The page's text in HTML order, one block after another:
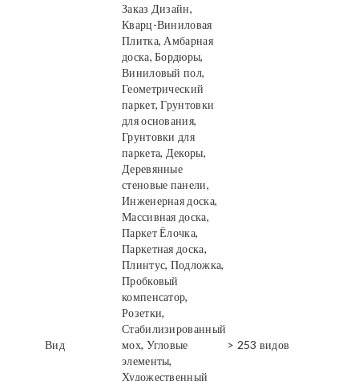
Заказ Дизайн,
Вид
Кварц-Виниловая
Плитка, Амбарная
доска, Бордюры,
Виниловый пол,
Геометрический
паркет, Грунтовки
для основания,
Грунтовки для
паркета, Декоры,
Деревянные
стеновые панели,
Инженерная доска,
Массивная доска,
Паркет Ёлочка,
Паркетная доска,
Плинтус, Подложка,
Пробковый
компенсатор,
Розетки,
Стабилизированный
мох, Угловые
элементы,
Художественный
> 253 видов